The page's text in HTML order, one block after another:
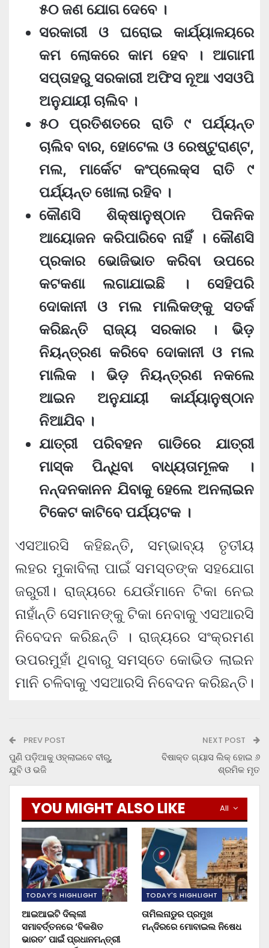
୫୦ ଜଣ ଯୋଗ ଦେବେ ।
ସରକାରୀ ଓ ଘରୋଇ କାର୍ଯ୍ୟାଳୟରେ
କମ ଲୋକରେ କାମ ହେବ । ଆଗାମୀ
ସପ୍ତାହରୁ ସରକାରୀ ଅଫିସ ନୂଆ ଏସଓପି
ଅନୁଯାୟୀ ଚାଲିବ ।
୫୦ ପ୍ରତିଶତରେ ରାତି ୯ ପର୍ଯ୍ୟନ୍ତ
ଚାଲିବ ବାର, ହୋଟେଲ ଓ ରେଷ୍ଟୁରାଣ୍ଟ,
ମଲ, ମାର୍କେଟ କଂପ୍ଲେକ୍ସ ରାତି ୯
ପର୍ଯ୍ୟନ୍ତ ଖୋଲା ରହିବ ।
କୌଣସି ଶିକ୍ଷାନୁଷ୍ଠାନ ପିକନିକ
ଆୟୋଜନ କରିପାରିବେ ନାହିଁ । କୌଣସି
ପ୍ରକାର ଭୋଜିଭାତ କରିବା ଉପରେ
କଟକଣା ଲଗାଯାଇଛି । ସେହିପରି
ଦୋକାନୀ ଓ ମଲ ମାଲିକଙ୍କୁ ସତର୍କ
କରିଛନ୍ତି ରାଜ୍ୟ ସରକାର । ଭିଡ଼
ନିୟନ୍ତ୍ରଣ କରିବେ ଦୋକାନୀ ଓ ମଲ
ମାଲିକ । ଭିଡ଼ ନିୟନ୍ତ୍ରଣ ନକଲେ
ଆଇନ ଅନୁଯାୟୀ କାର୍ଯ୍ୟାନୁଷ୍ଠାନ
ନିଆଯିବ ।
ଯାତ୍ରୀ ପରିବହନ ଗାଡିରେ ଯାତ୍ରୀ
ମାସ୍କ ପିନ୍ଧିବା ବାଧ୍ୟତାମୂଳକ ।
ନନ୍ଦନକାନନ ଯିବାକୁ ହେଲେ ଅନଲାଇନ
ଟିକେଟ କାଟିବେ ପର୍ଯ୍ୟଟକ ।
ଏସଆରସି କହିଛନ୍ତି, ସମ୍ଭାବ୍ୟ ତୃତୀୟ
ଲହର ମୁକାବିଲା ପାଇଁ ସମସ୍ତଙ୍କ ସହଯୋଗ
ଜରୁରୀ। ରାଜ୍ୟରେ ଯେଉଁମାନେ ଟିକା ନେଇ
ନାହାଁନ୍ତି ସେମାନଙ୍କୁ ଟିକା ନେବାକୁ ଏସଆରସି
ନିବେଦନ କରିଛନ୍ତି । ରାଜ୍ୟରେ ସଂକ୍ରମଣ
ଉପରମୁହାଁ ଥିବାରୁ ସମସ୍ତେ କୋଭିଡ ଲାଇନ
ମାନି ଚଳିବାକୁ ଏସଆରସି ନିବେଦନ କରିଛନ୍ତି।
PREV POST
ପୁଣି ପଡ଼ିଆକୁ ଓହ୍ଲାଇବେ ବୀରୁ,
ଯୁବି ଓ ଭଜି
NEXT POST
ବିଷାକ୍ତ ଗ୍ୟାସ ଲିକ୍ ହୋଇ ୬
ଶ୍ରମିକ ମୃତ
All
YOU MIGHT ALSO LIKE
TODAY'S HIGHLIGHT
ଆଇଆଇଟି ଦିଲ୍ଲୀ
ସମାବର୍ତ୍ତନରେ ‘ବିକଶିତ
ଭାରତ’ ପାଇଁ ପ୍ରଧାନମନ୍ତ୍ରୀ
TODAY'S HIGHLIGHT
ତାମିଲନାଡୁର ପ୍ରମୁଖ
ମନ୍ଦିରରେ ମୋବାଇଲ ନିଷେଧ